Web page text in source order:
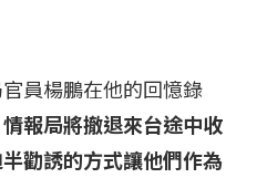
員楊鵬在他的回憶錄
情報局將撤退來台途中收
勸誘的方式讓他們作為